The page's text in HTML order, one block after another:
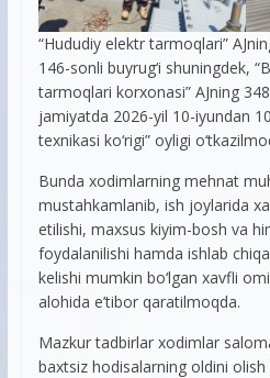
“Hududiy elektr tarmoqlari”
146-sonli buyrug‘i shuningdek,
tarmoqlari korxonasi” AJning
jamiyatda 2026-yil 10-iyundan
texnikasi ko‘rigi” oyligi
Bunda xodimlarning mehnat
mustahkamlanib, ish joylarida
etilishi, maxsus kiyim-bosh va
foydalanilishi hamda ishlab
kelishi mumkin bo‘lgan xavfli
alohida e’tibor qaratilmoqda.
Mazkur tadbirlar xodimlar
baxtsiz hodisalarning oldini